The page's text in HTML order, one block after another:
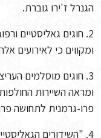
הגנרל ז'ירו גוברת.
2. חוגים גאליסטיים
ומקווים כי לאירועים
3. חוגים מוסלמים
ומראה השיירות
פרו-גרמנית לתחושה
4. "השידורים